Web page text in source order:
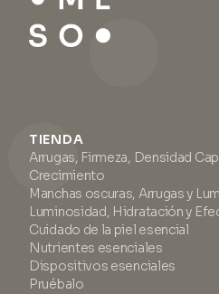
TIENDA
Arrugas, Firmeza, Densidad
Crecimiento
Manchas oscuras, Arrugas y
Luminosidad, Hidratación y
Cuidado de la piel esencial
Nutrientes esenciales
Dispositivos esenciales
Pruébalo